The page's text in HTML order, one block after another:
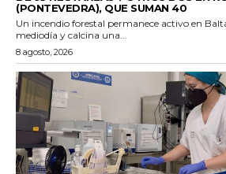
(PONTEVEDRA), QUE SUMAN 40
Un incendio forestal permanece activo en
mediodía y calcina una...
8 agosto, 2026